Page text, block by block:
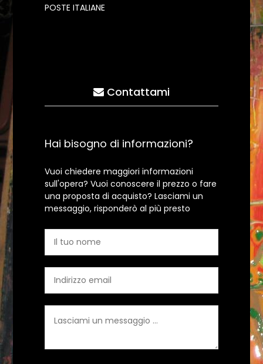
POSTE ITALIANE
Contattami
Hai bisogno di informazioni?
Vuoi chiedere maggiori informazioni
sull'opera? Vuoi conoscere il prezzo o fare
una proposta di acquisto? Lasciami un
messaggio, risponderò al più presto